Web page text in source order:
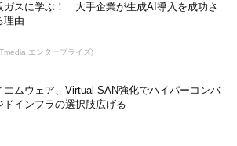
ガスに学ぶ！ 大手企業が生成AI導入を成功さ
理由
エンタープライズ)
エムウェア、Virtual SAN強化でハイパーコンバ
ドインフラの選択肢広げる